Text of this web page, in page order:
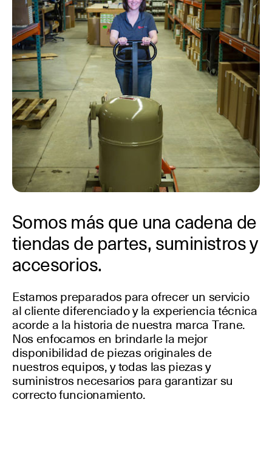
Somos más que una cadena de
tiendas de partes, suministros y
accesorios.
Estamos preparados para ofrecer un servicio
al cliente diferenciado y la experiencia técnica
acorde a la historia de nuestra marca Trane.
Nos enfocamos en brindarle la mejor
disponibilidad de piezas originales de
nuestros equipos, y todas las piezas y
suministros necesarios para garantizar su
correcto funcionamiento.